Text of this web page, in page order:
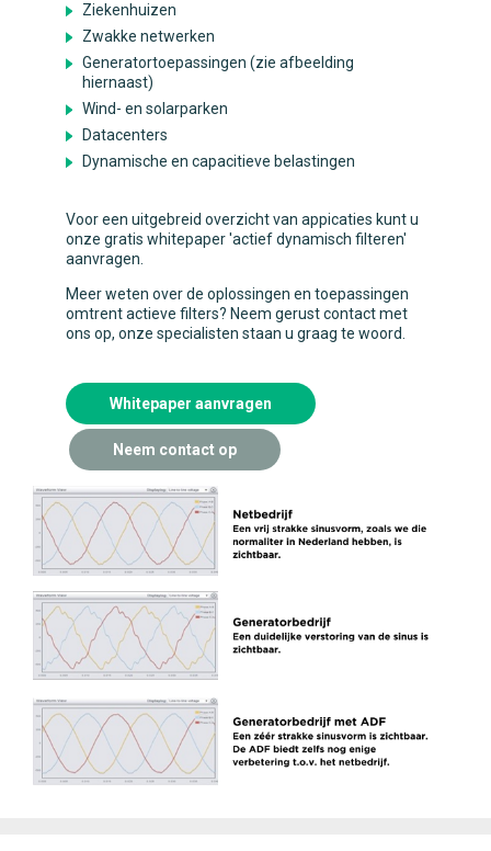
Ziekenhuizen
Zwakke netwerken
Generatortoepassingen (zie afbeelding
hiernaast)
Wind- en solarparken
Datacenters
Dynamische en capacitieve belastingen
Voor een uitgebreid overzicht van appicaties kunt u
onze gratis whitepaper 'actief dynamisch filteren'
aanvragen.
Meer weten over de oplossingen en toepassingen
omtrent actieve filters? Neem gerust contact met
ons op, onze specialisten staan u graag te woord.
Whitepaper aanvragen
Neem contact op